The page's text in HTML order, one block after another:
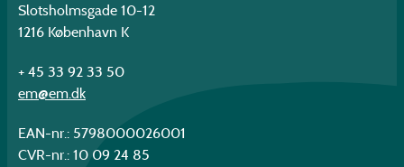
Slotsholmsgade 10-12
1216 København K
+ 45 33 92 33 50
em@em.dk
EAN-nr.: 5798000026001
CVR-nr.: 10 09 24 85